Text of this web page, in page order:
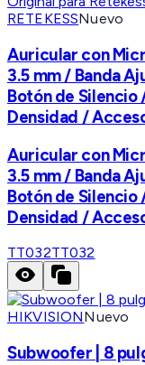
RETEKESSNuevo
Auricular con
3.5 mm / Banda
Botón de Silencio
Densidad /
Auricular con
3.5 mm / Banda
Botón de Silencio
Densidad /
TT032TT032
HIKVISIONNuevo
Subwoofer | 8